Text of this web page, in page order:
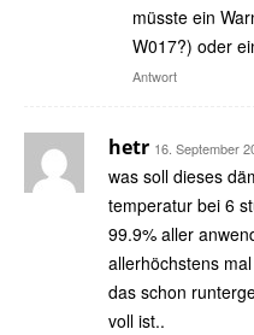
müsste ein
W017?) oder
Antwort
hetr 16. September
was soll dieses
temperatur bei 6
99.9% aller
allerhöchstens
das schon
voll ist..